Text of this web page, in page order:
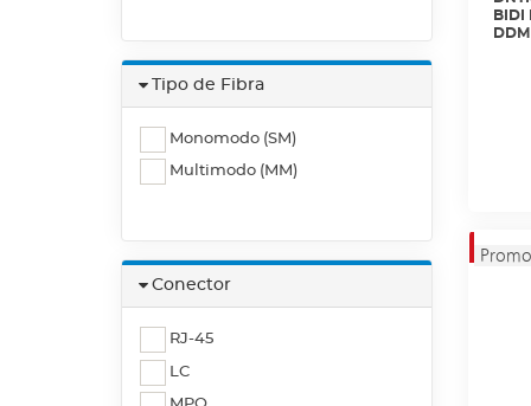
Tipo de Fibra
Monomodo (SM)
Multimodo (MM)
Conector
RJ-45
LC
BIDI